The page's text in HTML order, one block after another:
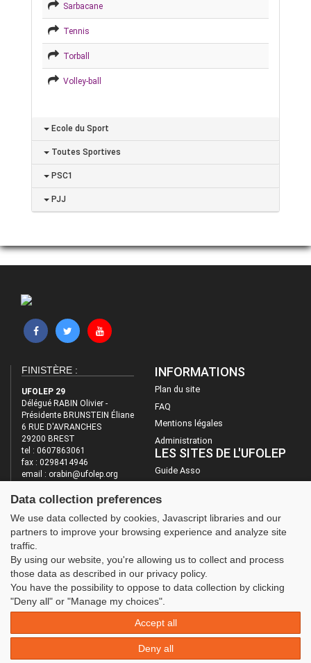
Sarbacane
Tennis
Torball
Volley-ball
Ecole du Sport
Toutes Sportives
PSC1
PJJ
FINISTÈRE :
UFOLEP 29
Délégué RABIN Olivier -
Présidente BRUNSTEIN Éliane
6 RUE D'AVRANCHES
29200 BREST
tel : 0607863061
fax : 0298414946
email : orabin@ufolep.org
INFORMATIONS
Plan du site
FAQ
Mentions légales
Administration
LES SITES DE L'UFOLEP
Guide Asso
Inscriptions évènements
Data collection preferences
We use data collected by cookies, Javascript libraries and our
partners to improve your browsing experience and analyze site
traffic.
By using our website, you're allowing us to collect and process
those data as described in our privacy policy.
You have the possibility to oppose to data collection by clicking
"Deny all" or "Manage my choices".
Accept all
Deny all